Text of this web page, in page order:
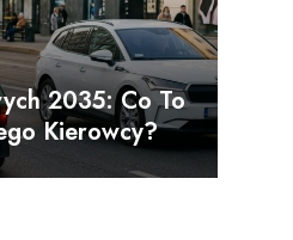
2035: Co To
Kierowcy?